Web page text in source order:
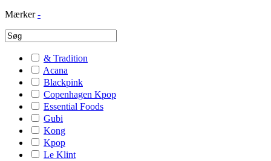
Mærker -
& Tradition
Acana
Blackpink
Copenhagen Kpop
Essential Foods
Gubi
Kong
Kpop
Le Klint